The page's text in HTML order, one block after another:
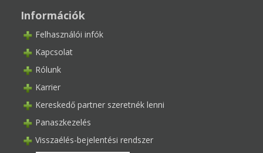
Információk
Felhasználói infók
Kapcsolat
Rólunk
Karrier
Kereskedő partner szeretnék lenni
Panaszkezelés
Visszaélés-bejelentési rendszer